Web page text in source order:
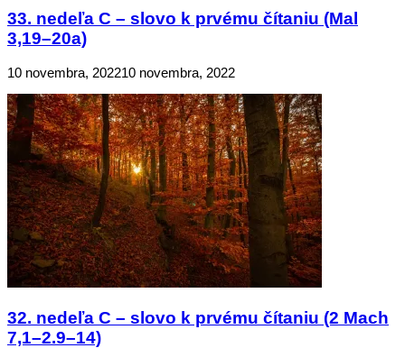
33. nedeľa C – slovo k prvému čítaniu (Mal
3,19–20a)
10 novembra, 202210 novembra, 2022
32. nedeľa C – slovo k prvému čítaniu (2 Mach
7,1–2.9–14)